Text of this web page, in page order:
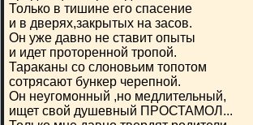
Только в тишине его спасение
и в дверях,закрытых на засов.
Он уже давно не ставит опыты
и идет проторенной тропой.
Тараканы со слоновьим топотом
сотрясают бункер черепной.
Он неугомонный ,но медлительный,
ищет свой душевный ПРОСТАМОЛ...